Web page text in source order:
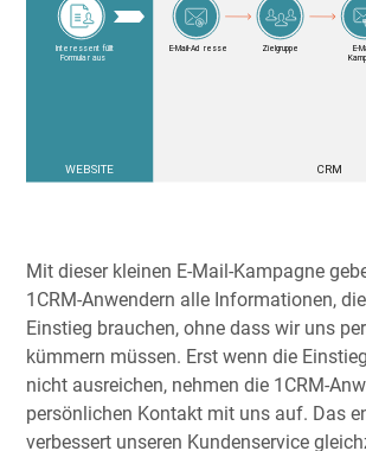
Mit dieser kleinen E-Mail-Kampagne
1CRM-Anwendern alle Informationen,
Einstieg brauchen, ohne dass wir uns
kümmern müssen. Erst wenn die
nicht ausreichen, nehmen die 1CRM-
persönlichen Kontakt mit uns auf. Das
verbessert unseren Kundenservice